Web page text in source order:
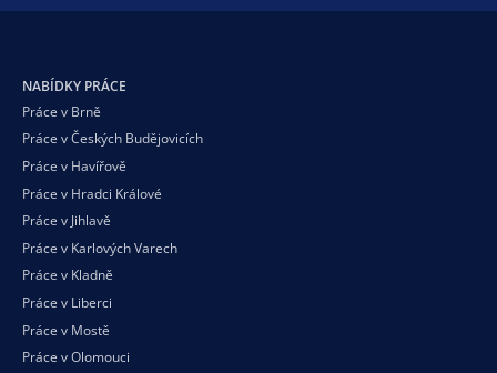
NABÍDKY PRÁCE
Práce v Brně
Práce v Českých Budějovicích
Práce v Havířově
Práce v Hradci Králové
Práce v Jihlavě
Práce v Karlových Varech
Práce v Kladně
Práce v Liberci
Práce v Mostě
Práce v Olomouci